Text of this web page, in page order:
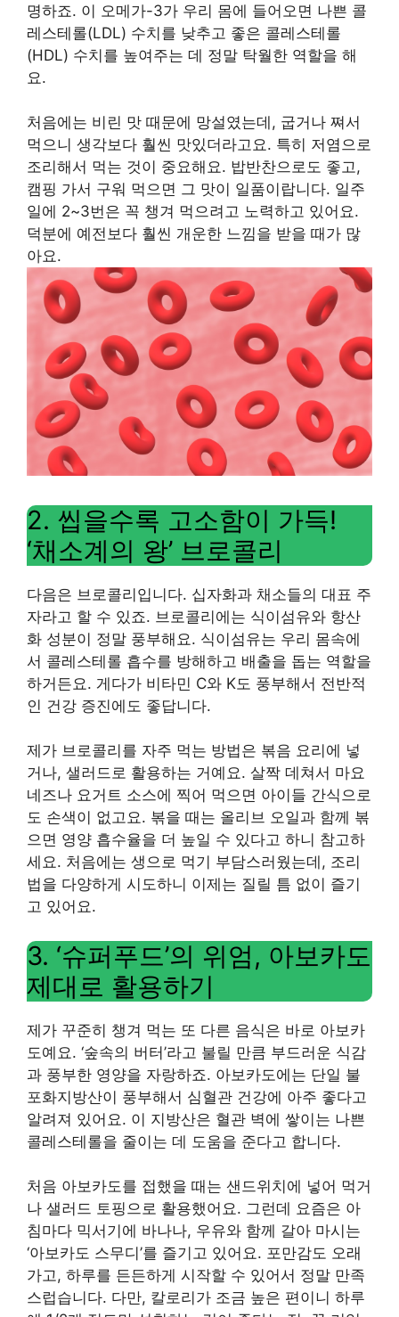
명하죠. 이 오메가-3가 우리 몸에 들어오면 나쁜 콜
레스테롤(LDL) 수치를 낮추고 좋은 콜레스테롤
(HDL) 수치를 높여주는 데 정말 탁월한 역할을 해
요.
처음에는 비린 맛 때문에 망설였는데, 굽거나 쪄서
먹으니 생각보다 훨씬 맛있더라고요. 특히 저염으로
조리해서 먹는 것이 중요해요. 밥반찬으로도 좋고,
캠핑 가서 구워 먹으면 그 맛이 일품이랍니다. 일주
일에 2~3번은 꼭 챙겨 먹으려고 노력하고 있어요.
덕분에 예전보다 훨씬 개운한 느낌을 받을 때가 많
아요.
2. 씹을수록 고소함이 가득!
‘채소계의 왕’ 브로콜리
다음은 브로콜리입니다. 십자화과 채소들의 대표 주
자라고 할 수 있죠. 브로콜리에는 식이섬유와 항산
화 성분이 정말 풍부해요. 식이섬유는 우리 몸속에
서 콜레스테롤 흡수를 방해하고 배출을 돕는 역할을
하거든요. 게다가 비타민 C와 K도 풍부해서 전반적
인 건강 증진에도 좋답니다.
제가 브로콜리를 자주 먹는 방법은 볶음 요리에 넣
거나, 샐러드로 활용하는 거예요. 살짝 데쳐서 마요
네즈나 요거트 소스에 찍어 먹으면 아이들 간식으로
도 손색이 없고요. 볶을 때는 올리브 오일과 함께 볶
으면 영양 흡수율을 더 높일 수 있다고 하니 참고하
세요. 처음에는 생으로 먹기 부담스러웠는데, 조리
법을 다양하게 시도하니 이제는 질릴 틈 없이 즐기
고 있어요.
3. ‘슈퍼푸드’의 위엄, 아보카도
제대로 활용하기
제가 꾸준히 챙겨 먹는 또 다른 음식은 바로 아보카
도예요. ‘숲속의 버터’라고 불릴 만큼 부드러운 식감
과 풍부한 영양을 자랑하죠. 아보카도에는 단일 불
포화지방산이 풍부해서 심혈관 건강에 아주 좋다고
알려져 있어요. 이 지방산은 혈관 벽에 쌓이는 나쁜
콜레스테롤을 줄이는 데 도움을 준다고 합니다.
처음 아보카도를 접했을 때는 샌드위치에 넣어 먹거
나 샐러드 토핑으로 활용했어요. 그런데 요즘은 아
침마다 믹서기에 바나나, 우유와 함께 갈아 마시는
‘아보카도 스무디’를 즐기고 있어요. 포만감도 오래
가고, 하루를 든든하게 시작할 수 있어서 정말 만족
스럽습니다. 다만, 칼로리가 조금 높은 편이니 하루